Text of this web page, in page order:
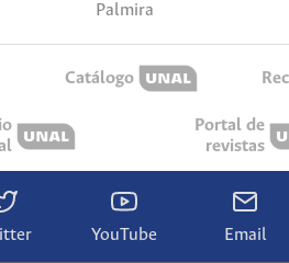
Palmira
Catálogo
Portal de
revistas
YouTube Email